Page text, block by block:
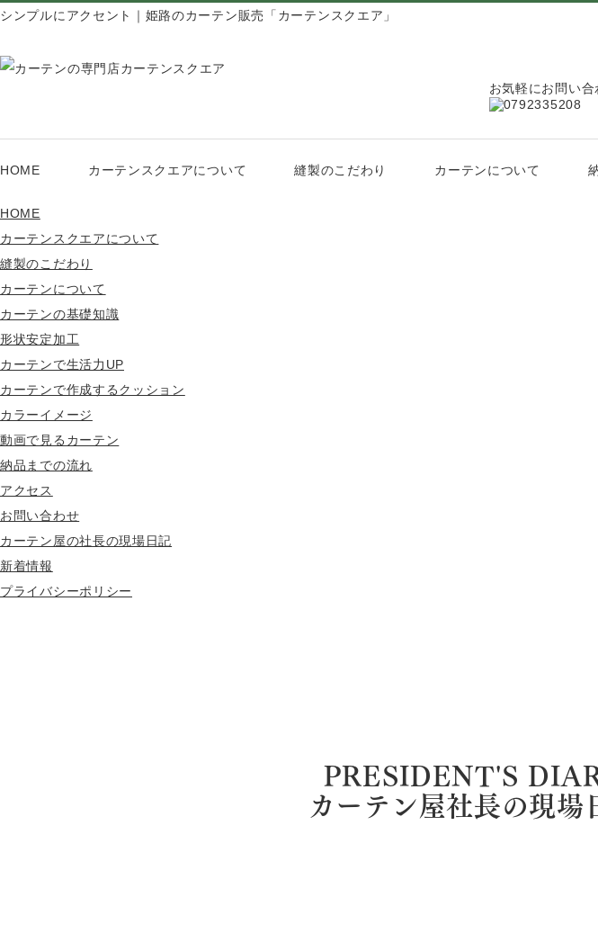
シンプルにアクセント｜姫路のカーテン販売「カーテンスクエア」
お気軽にお問い
HOME カーテンスクエアについて 縫製のこだわり カーテンについて
HOME
カーテンスクエアについて
縫製のこだわり
カーテンについて
カーテンの基礎知識
形状安定加工
カーテンで生活力UP
カーテンで作成するクッション
カラーイメージ
動画で見るカーテン
納品までの流れ
アクセス
お問い合わせ
カーテン屋の社長の現場日記
新着情報
プライバシーポリシー
PRESIDENT'S
カーテン屋社長の現場